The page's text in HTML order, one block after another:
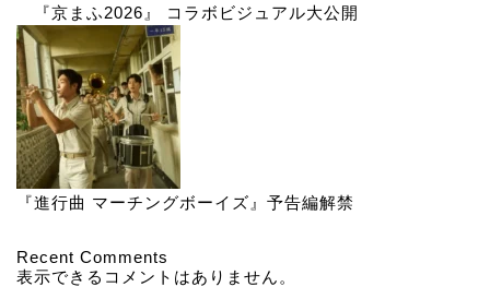
『京まふ2026』 コラボビジュアル大公開
『進行曲 マーチングボーイズ』予告編解禁
Recent Comments
表示できるコメントはありません。